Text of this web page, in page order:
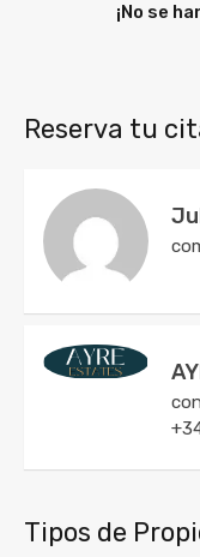
¡No se
Reserva tu
Tipos de